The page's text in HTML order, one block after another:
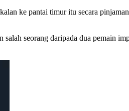
ke pantai timur itu secara
seorang daripada dua pemain